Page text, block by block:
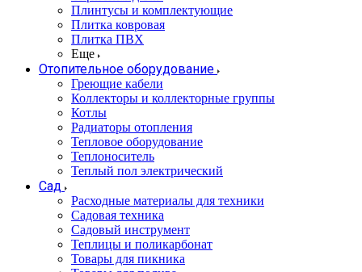
Плинтусы и комплектующие
Плитка ковровая
Плитка ПВХ
Еще
Отопительное оборудование
Греющие кабели
Коллекторы и коллекторные группы
Котлы
Радиаторы отопления
Тепловое оборудование
Теплоноситель
Теплый пол электрический
Сад
Расходные материалы для техники
Садовая техника
Садовый инструмент
Теплицы и поликарбонат
Товары для пикника